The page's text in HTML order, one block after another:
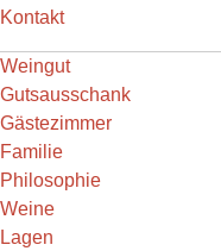
Kontakt
Weingut
Gutsausschank
Gästezimmer
Familie
Philosophie
Weine
Lagen